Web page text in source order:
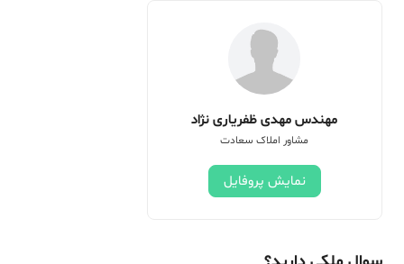
مهندس مهدی ظفریاری نژاد
مشاور املاک سعادت
نمایش پروفایل